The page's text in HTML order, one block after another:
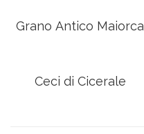
Grano Antico Maiorca
Ceci di Cicerale